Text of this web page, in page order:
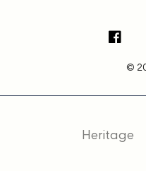
©
Heritage